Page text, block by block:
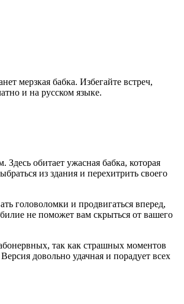
мерзкая бабка. Избегайте встреч,
и на русском языке.
обитает ужасная бабка, которая
из здания и перехитрить своего
головоломки и продвигаться вперед,
не поможет вам скрыться от вашего
так как страшных моментов
довольно удачная и порадует всех